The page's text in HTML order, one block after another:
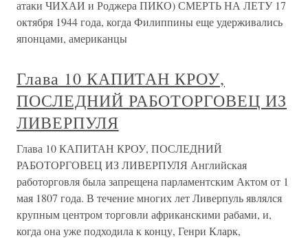
атаки ЧИХАИ и Роджера ПИКО) СМЕРТЬ НА ЛЕТУ 17
октября 1944 года, когда Филиппины еще удерживались
японцами, американцы
Глава 10 КАПИТАН КРОУ,
ПОСЛЕДНИЙ РАБОТОРГОВЕЦ ИЗ
ЛИВЕРПУЛЯ
Глава 10 КАПИТАН КРОУ, ПОСЛЕДНИЙ
РАБОТОРГОВЕЦ ИЗ ЛИВЕРПУЛЯ Английская
работорговля была запрещена парламентским Актом от 1
мая 1807 года. В течение многих лет Ливерпуль являлся
крупным центром торговли африканскими рабами, и,
когда она уже подходила к концу, Генри Кларк,